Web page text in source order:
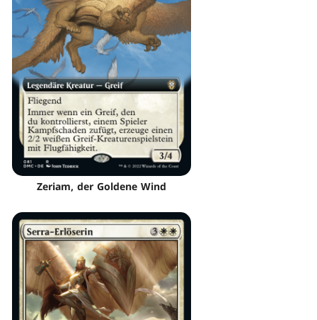
Zeriam, der Goldene Wind